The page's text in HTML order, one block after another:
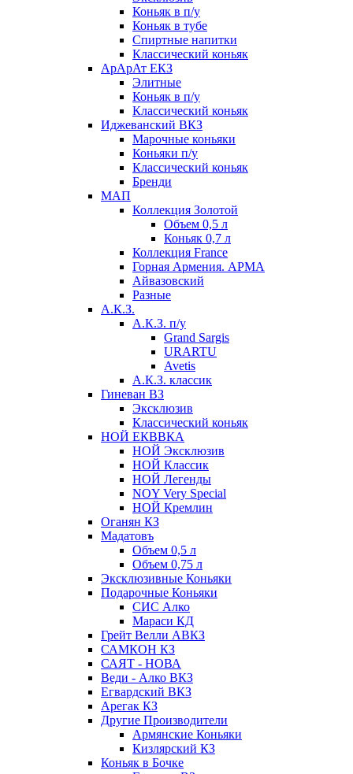
Коньяк в п/у
Коньяк в тубе
Спиртные напитки
Классический коньяк
АрАрАт ЕКЗ
Элитные
Коньяк в п/у
Классический коньяк
Иджеванский ВКЗ
Марочные коньяки
Коньяки п/у
Классический коньяк
Бренди
МАП
Коллекция Золотой
Объем 0,5 л
Коньяк 0,7 л
Коллекция France
Горная Армения. АРМА
Айвазовский
Разные
А.К.З.
А.К.З. п/у
Grand Sargis
URARTU
Avetis
А.К.З. классик
Гиневан ВЗ
Эксклюзив
Классический коньяк
НОЙ ЕКВВКА
НОЙ Эксклюзив
НОЙ Классик
НОЙ Легенды
NOY Very Speсial
НОЙ Кремлин
Оганян КЗ
Мадатовъ
Объем 0,5 л
Объем 0,75 л
Эксклюзивные Коньяки
Подарочные Коньяки
СИС Алко
Мараси КД
Грейт Велли АВКЗ
САМКОН КЗ
САЯТ - НОВА
Веди - Алко ВКЗ
Егвардский ВКЗ
Арегак КЗ
Другие Производители
Армянские Коньяки
Кизлярский КЗ
Коньяк в Бочке